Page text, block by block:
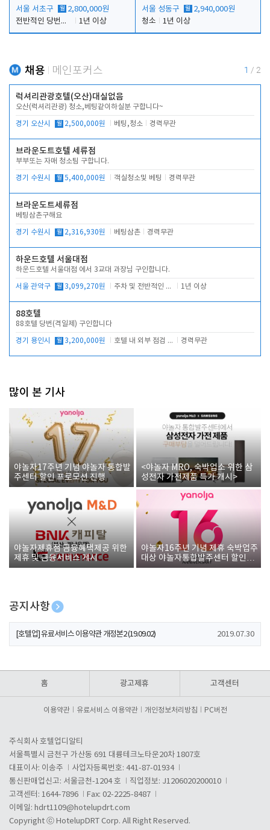
서울 서초구 월 2,800,000원
전반적인 당번업무
1년 이상
서울 성동구 월 2,940,000원
청소
1년 이상
채용 메인포커스 1 / 2
럭셔리관광호텔(오산)대실없음
오산(럭셔리관광) 청소,베팅같이하실분 구합니다~
경기 오산시 월 2,500,000원 베팅,청소 경력무관
브라운도트호텔 세류점
부부또는 자매 청소팀 구합니다.
경기 수원시 월 5,400,000원 객실청소및 베팅 경력무관
브라운도트세류점
베팅삼촌구해요
경기 수원시 월 2,316,930원 베팅삼촌 경력무관
하운드호텔 서울대점
하운드호텔 서울대점 에서 3교대 과장님 구인합니다.
서울 관악구 월 3,099,270원 주차 및 전반적인 당번업무 1년 이상
88호텔
88호텔 당번(격일제) 구인합니다
경기 용인시 월 3,200,000원 호텔 내 외부 점검 및 프런트 운영 경력무관
많이 본 기사
야놀자17주년 기념 야놀자 통합발
주센터 할인 프로모션 진행
<야놀자 MRO, 숙박업소 위한 삼
성전자 가전제품 특가 개시>
야놀자제휴점 금융혜택제공 위한
제휴 및 금융서비스 게시
야놀자16주년 기념 제휴 숙박업주
대상 야놀자통합발주센터 할인쿠
폰 증정
공지사항
[호텔업] 유료서비스 이용약관 개정본2 (19.09.02) 2019.07.30
[호텔업] 개인정보 처리방침 개정본1 (19.09.02) 2019.07.30
홈 광고제휴 고객센터
이용약관 유료서비스 이용약관 개인정보처리방침 PC버전
주식회사 호텔업디알티
서울특별시 금천구 가산동 691 대륭테크노타운20차 1807호
대표이사: 이송주
사업자등록번호: 441-87-01934
통신판매업신고: 서울금천-1204 호
직업정보: J1206020200010
고객센터: 1644-7896
Fax: 02-2225-8487
이메일: hdrt1109@hotelupdrt.com
Copyright ⓒ HotelupDRT Corp. All Right Reserved.